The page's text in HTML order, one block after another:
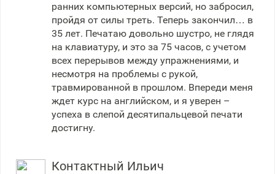
ранних компьютерных версий, но забросил,
пройдя от силы треть. Теперь закончил… в
35 лет. Печатаю довольно шустро, не глядя
на клавиатуру, и это за 75 часов, с учетом
всех перерывов между упражнениями, и
несмотря на проблемы с рукой,
травмированной в прошлом. Впереди меня
ждет курс на английском, и я уверен –
успеха в слепой десятипальцевой печати
достигну.
Контактный Ильич